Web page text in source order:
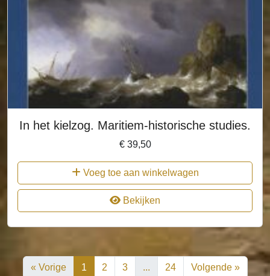
In het kielzog. Maritiem-historische studies.
€39,50
Voeg toe aan winkelwagen
Bekijken
« Vorige 1 2 3 ... 24 Volgende »